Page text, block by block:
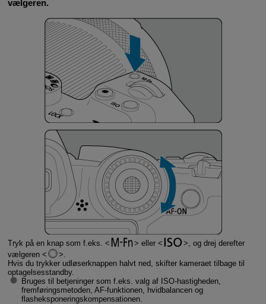
vælgeren.
Tryk på en knap som f.eks. eller
, og drej derefter
vælgeren
Hvis du trykker udløserknappen halvt ned, skifter kameraet tilbage til
optagelsesstandby.
Bruges til betjeninger som f.eks. valg af ISO-hastigheden,
fremføringsmetoden, AF-funktionen, hvidbalancen og
flasheksponeringskompensationen.